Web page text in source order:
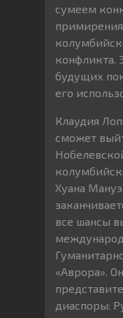
сумеем
конфликта.
будущих
его
Клаудия
сможет
Хуана
все шансы
«Аврора».
диаспоры: